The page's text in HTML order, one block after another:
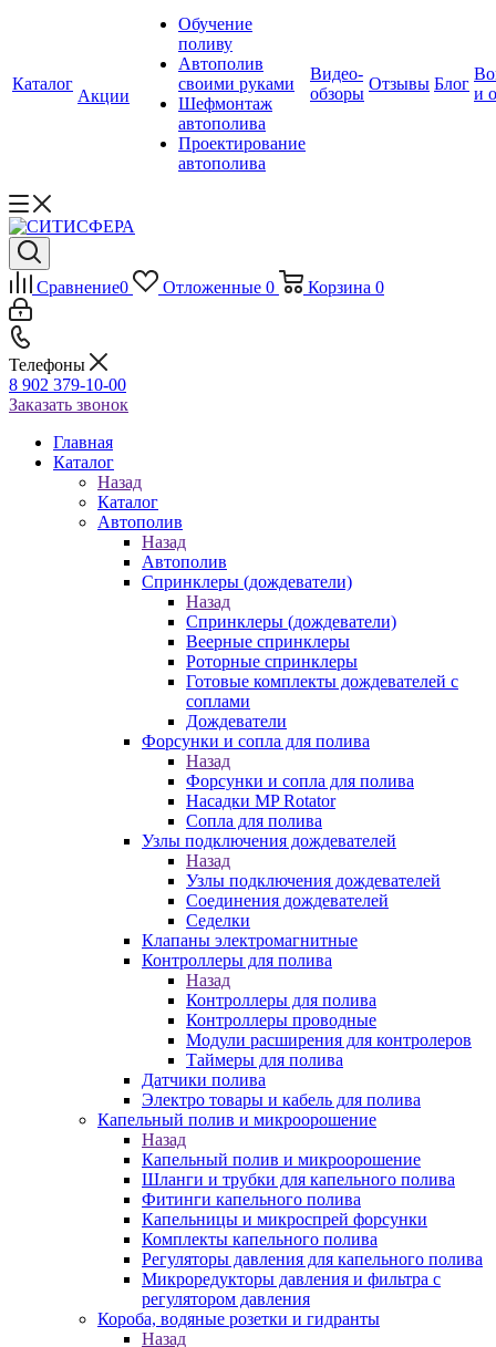
Каталог
Акции
Обучение
поливу
Автополив
своими руками
Шефмонтаж
автополива
Проектирование
автополива
Видео-
обзоры
Отзывы Блог
и
Сравнение0 Отложенные 0 Корзина 0
Телефоны
8 902 379-10-00
Заказать звонок
Главная
Каталог
Назад
Каталог
Автополив
Назад
Автополив
Спринклеры (дождеватели)
Назад
Спринклеры (дождеватели)
Веерные спринклеры
Роторные спринклеры
Готовые комплекты дождевателей с
соплами
Дождеватели
Форсунки и сопла для полива
Назад
Форсунки и сопла для полива
Насадки MP Rotator
Сопла для полива
Узлы подключения дождевателей
Назад
Узлы подключения дождевателей
Соединения дождевателей
Седелки
Клапаны электромагнитные
Контроллеры для полива
Назад
Контроллеры для полива
Контроллеры проводные
Модули расширения для контролеров
Таймеры для полива
Датчики полива
Электро товары и кабель для полива
Капельный полив и микроорошение
Назад
Капельный полив и микроорошение
Шланги и трубки для капельного полива
Фитинги капельного полива
Капельницы и микроспрей форсунки
Комплекты капельного полива
Регуляторы давления для капельного полива
Микроредукторы давления и фильтра с
регулятором давления
Короба, водяные розетки и гидранты
Назад